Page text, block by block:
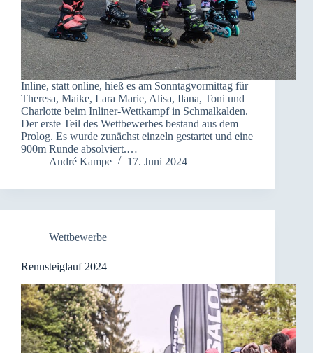
Inline, statt online, hieß es am Sonntagvormittag für
Theresa, Maike, Lara Marie, Alisa, Ilana, Toni und
Charlotte beim Inliner-Wettkampf in Schmalkalden.
Der erste Teil des Wettbewerbes bestand aus dem
Prolog. Es wurde zunächst einzeln gestartet und eine
900m Runde absolviert.…
André Kampe
17. Juni 2024
Wettbewerbe
Rennsteiglauf 2024